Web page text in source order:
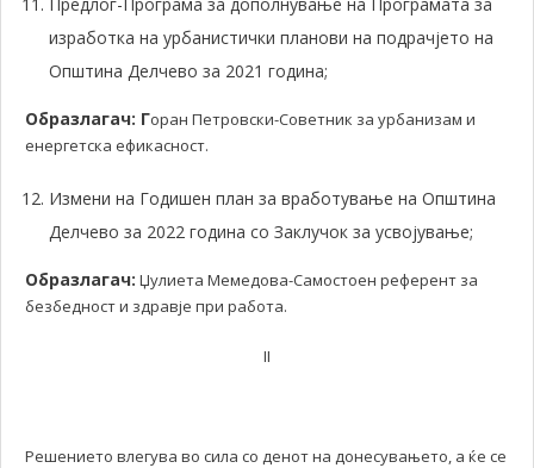
изработка на урбанистички планови на подрачјето на
Општина Делчево за 2021 година;
Образлагач: Горан Петровски-Советник за урбанизам и
енергетска ефикасност.
Измени на Годишен план за вработување на Општина
Делчево за 2022 година со Заклучок за усвојување;
Образлагач: Џулиета Мемедова-Самостоен референт за
безбедност и здравје при работа.
II
Решението влегува во сила со денот на донесувањето, а ќе се